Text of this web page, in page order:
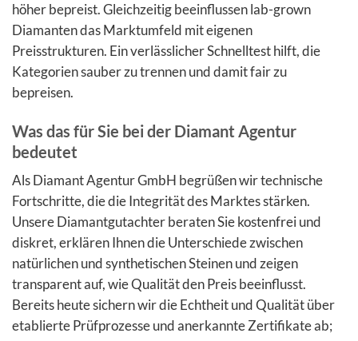
höher bepreist. Gleichzeitig beeinflussen lab-grown
Diamanten das Marktumfeld mit eigenen
Preisstrukturen. Ein verlässlicher Schnelltest hilft, die
Kategorien sauber zu trennen und damit fair zu
bepreisen.
Was das für Sie bei der Diamant Agentur
bedeutet
Als Diamant Agentur GmbH begrüßen wir technische
Fortschritte, die die Integrität des Marktes stärken.
Unsere Diamantgutachter beraten Sie kostenfrei und
diskret, erklären Ihnen die Unterschiede zwischen
natürlichen und synthetischen Steinen und zeigen
transparent auf, wie Qualität den Preis beeinflusst.
Bereits heute sichern wir die Echtheit und Qualität über
etablierte Prüfprozesse und anerkannte Zertifikate ab;